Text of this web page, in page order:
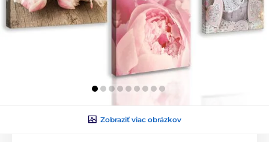
Zobraziť viac obrázkov